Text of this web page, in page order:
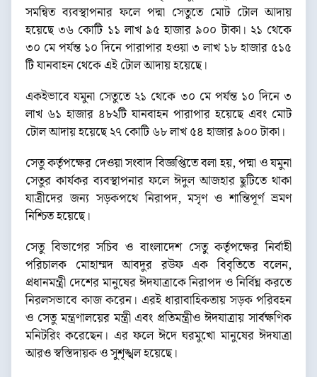
সমন্বিত ব্যবস্থাপনার ফলে পদ্মা সেতুতে মোট টোল আদায়
হয়েছে ৩৬ কোটি ১১ লাখ ৯৫ হাজার ৯০০ টাকা। ২১ থেকে
৩০ মে পর্যন্ত ১০ দিনে পারাপার হওয়া ৩ লাখ ১৮ হাজার ৫১৫
টি যানবাহন থেকে এই টোল আদায় হয়েছে।
একইভাবে যমুনা সেতুতে ২১ থেকে ৩০ মে পর্যন্ত ১০ দিনে ৩
লাখ ৬১ হাজার ৪৮২টি যানবাহন পারাপার হয়েছে এবং মোট
টোল আদায় হয়েছে ২৭ কোটি ৬৮ লাখ ৫৪ হাজার ৯০০ টাকা।
সেতু কর্তৃপক্ষের দেওয়া সংবাদ বিজ্ঞপ্তিতে বলা হয়, পদ্মা ও যমুনা
সেতুর কার্যকর ব্যবস্থাপনার ফলে ঈদুল আজহার ছুটিতে থাকা
যাত্রীদের জন্য সড়কপথে নিরাপদ, মসৃণ ও শান্তিপূর্ণ ভ্রমণ
নিশ্চিত হয়েছে।
সেতু বিভাগের সচিব ও বাংলাদেশ সেতু কর্তৃপক্ষের নির্বাহী
পরিচালক মোহাম্মদ আবদুর রউফ এক বিবৃতিতে বলেন,
প্রধানমন্ত্রী দেশের মানুষের ঈদযাত্রাকে নিরাপদ ও নির্বিঘ্ন করতে
নিরলসভাবে কাজ করেন। এরই ধারাবাহিকতায় সড়ক পরিবহন
ও সেতু মন্ত্রণালয়ের মন্ত্রী এবং প্রতিমন্ত্রীও ঈদযাত্রায় সার্বক্ষণিক
মনিটরিং করেছেন। এর ফলে ঈদে ঘরমুখো মানুষের ঈদযাত্রা
আরও স্বস্তিদায়ক ও সুশৃঙ্খল হয়েছে।